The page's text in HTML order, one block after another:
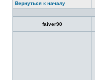
Вернуться к началу
faiver90